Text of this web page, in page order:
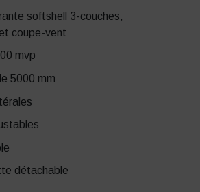
softshell 3-couches,
coupe-vent
mvp
5000 mm
détachable